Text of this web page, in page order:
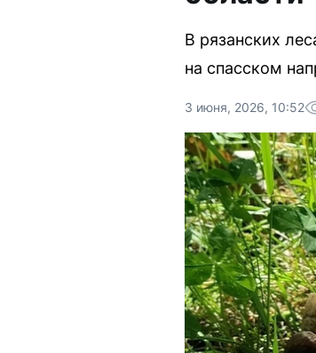
В рязанских
на спасском
3 июня, 2026, 10:52